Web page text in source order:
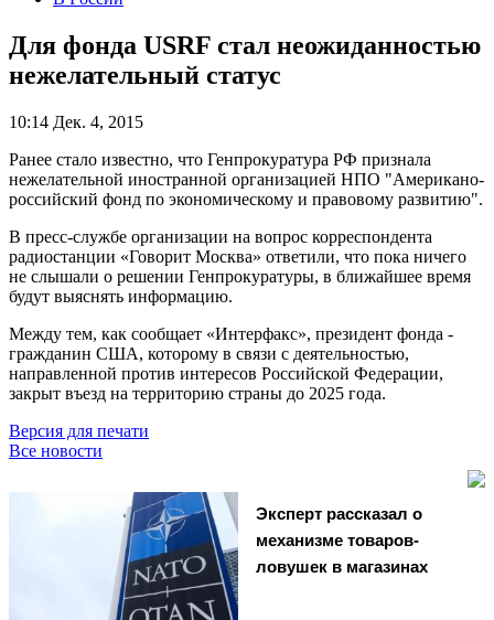
Для фонда USRF стал неожиданностью
нежелательный статус
10:14 Дек. 4, 2015
Ранее стало известно, что Генпрокуратура РФ признала
нежелательной иностранной организацией НПО "Американо-
российский фонд по экономическому и правовому развитию".
В пресс-cлужбе организации на вопрос корреспондента
радиостанции «Говорит Москва» ответили, что пока ничего
не слышали о решении Генпрокуратуры, в ближайшее время
будут выяснять информацию.
Между тем, как сообщает «Интерфакс», президент фонда -
гражданин США, которому в связи с деятельностью,
направленной против интересов Российской Федерации,
закрыт въезд на территорию страны до 2025 года.
Версия для печати
Все новости
Эксперт рассказал о
механизме товаров-
ловушек в магазинах